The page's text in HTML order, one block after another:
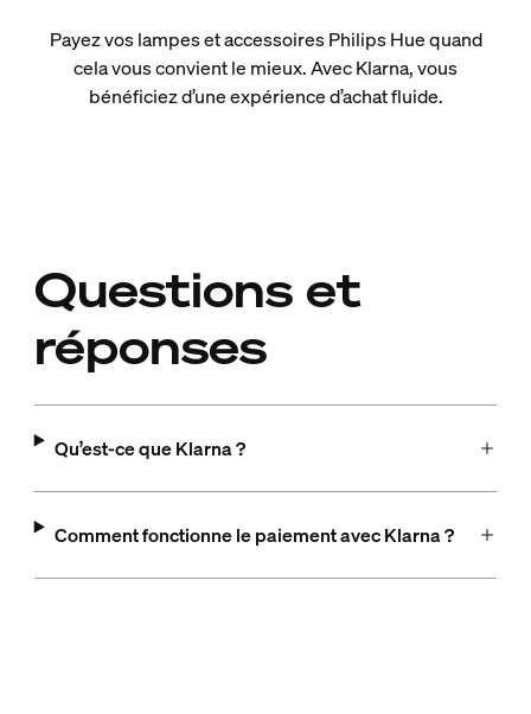
Payez vos lampes et accessoires Philips Hue quand
cela vous convient le mieux. Avec Klarna, vous
bénéficiez d’une expérience d’achat fluide.
Questions et
réponses
Qu’est-ce que Klarna ?
Comment fonctionne le paiement avec Klarna ?